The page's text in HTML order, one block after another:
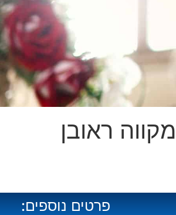
מקווה ראובן
פרטים נוספים: